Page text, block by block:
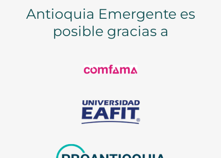
Antioquia Emergente es
posible gracias a